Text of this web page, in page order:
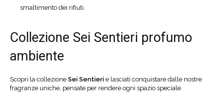
smaltimento dei rifiuti.
Collezione Sei Sentieri profumo
ambiente
Scopri la collezione Sei Sentieri e lasciati conquistare dalle nostre
fragranze uniche, pensate per rendere ogni spazio speciale.